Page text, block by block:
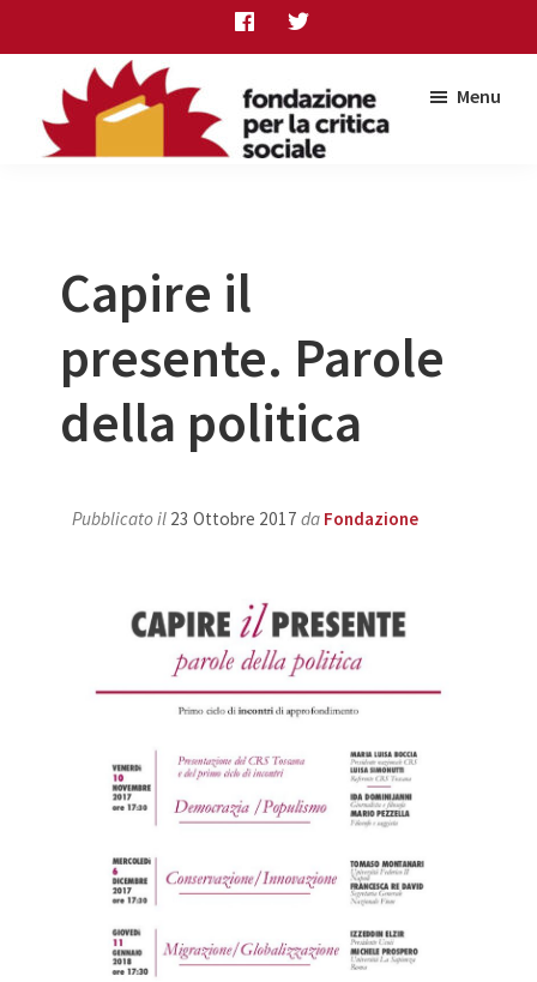
to
content
to
primary
sidebar
to
Menu
Capire il
presente. Parole
della politica
Pubblicato il 23 Ottobre 2017 da Fondazione